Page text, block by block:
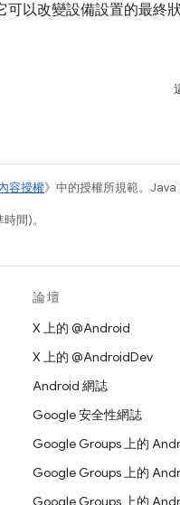
以改變設備設置的最終
容授權》中的授權所規範。Java
間)。
論壇
X 上的 @Android
X 上的 @AndroidDev
Android 網誌
Google 安全性網誌
Google Groups 上的
Google Groups 上的
Google Groups 上的